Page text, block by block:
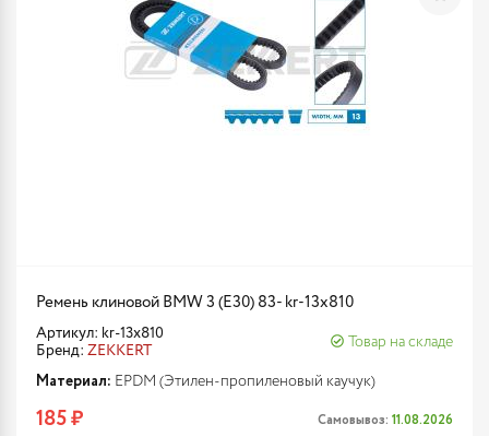
Ремень клиновой BMW 3 (E30) 83- kr-13x810
Артикул: kr-13x810
Бренд: ZEKKERT
Товар на складе
Материал: EPDM (Этилен-пропиленовый каучук)
185 ₽ Самовывоз: 11.08.2026